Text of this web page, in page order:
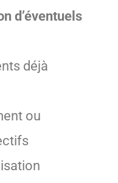
d’éventuels
déjà
ou